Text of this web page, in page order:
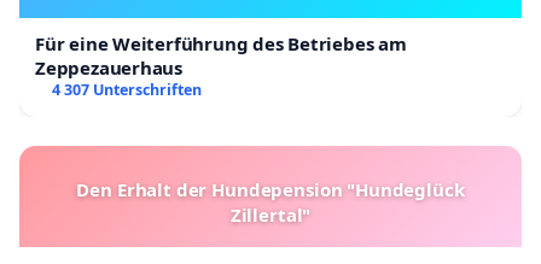
Für eine Weiterführung des Betriebes am
Zeppezauerhaus
4 307 Unterschriften
Den Erhalt der Hundepension "Hundeglück
Zillertal"